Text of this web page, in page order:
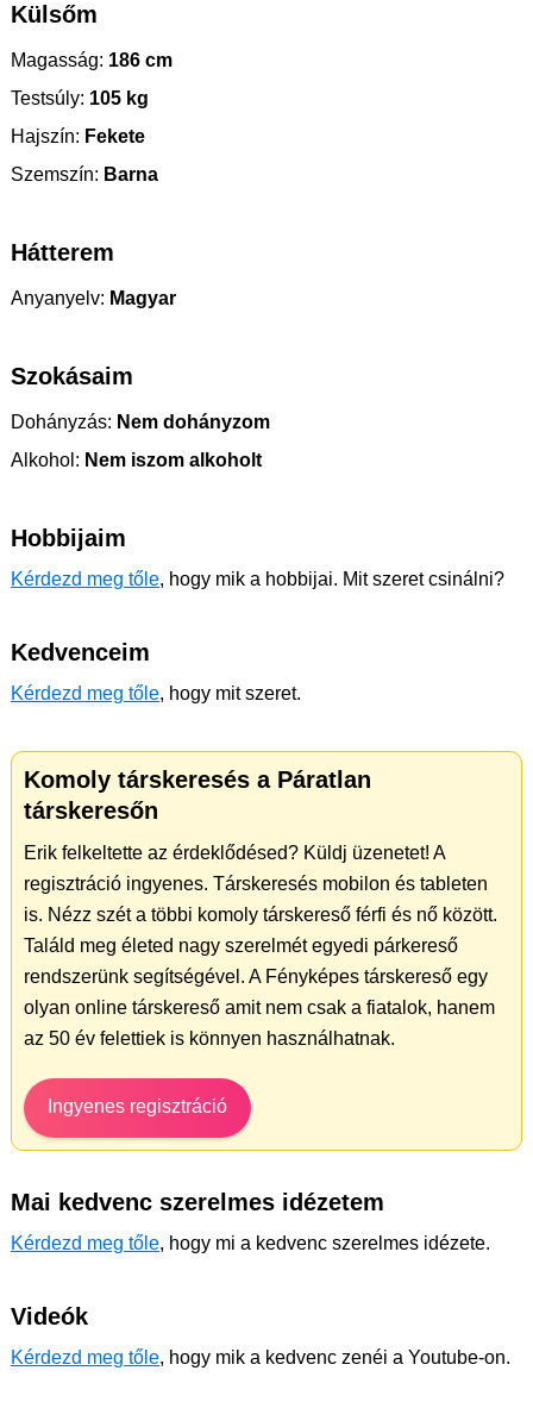
Külsőm
Magasság: 186 cm
Testsúly: 105 kg
Hajszín: Fekete
Szemszín: Barna
Hátterem
Anyanyelv: Magyar
Szokásaim
Dohányzás: Nem dohányzom
Alkohol: Nem iszom alkoholt
Hobbijaim
Kérdezd meg tőle, hogy mik a hobbijai. Mit szeret csinálni?
Kedvenceim
Kérdezd meg tőle, hogy mit szeret.
Komoly társkeresés a Páratlan
társkeresőn
Erik felkeltette az érdeklődésed? Küldj üzenetet! A
regisztráció ingyenes. Társkeresés mobilon és tableten
is. Nézz szét a többi komoly társkereső férfi és nő között.
Találd meg életed nagy szerelmét egyedi párkereső
rendszerünk segítségével. A Fényképes társkereső egy
olyan online társkereső amit nem csak a fiatalok, hanem
az 50 év felettiek is könnyen használhatnak.
Ingyenes regisztráció
Mai kedvenc szerelmes idézetem
Kérdezd meg tőle, hogy mi a kedvenc szerelmes idézete.
Videók
Kérdezd meg tőle, hogy mik a kedvenc zenéi a Youtube-on.